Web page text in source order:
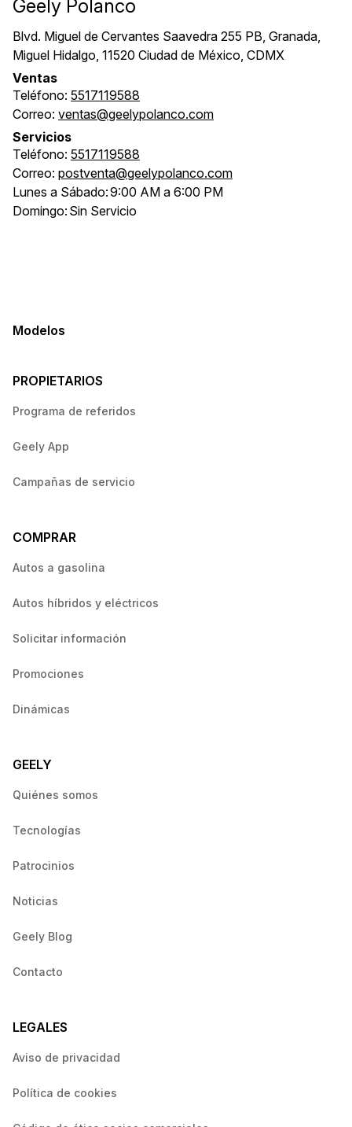
Geely Polanco
Blvd. Miguel de Cervantes Saavedra 255 PB, Granada,
Miguel Hidalgo, 11520 Ciudad de México, CDMX
Ventas
Teléfono: 5517119588
Correo: ventas@geelypolanco.com
Servicios
Teléfono: 5517119588
Correo: postventa@geelypolanco.com
Lunes a Sábado:9:00 AM a 6:00 PM
Domingo: Sin Servicio
Modelos
PROPIETARIOS
Programa de referidos
Geely App
Campañas de servicio
COMPRAR
Autos a gasolina
Autos híbridos y eléctricos
Solicitar información
Promociones
Dinámicas
GEELY
Quiénes somos
Tecnologías
Patrocinios
Noticias
Geely Blog
Contacto
LEGALES
Aviso de privacidad
Política de cookies